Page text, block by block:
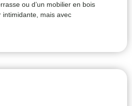
ou d’un mobilier en bois
mais avec